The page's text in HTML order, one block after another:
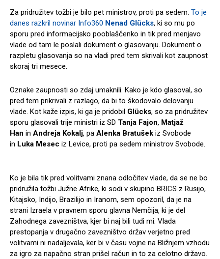
Za pridružitev tožbi je bilo pet ministrov, proti pa sedem. To je
danes razkril novinar Info360 Nenad Glücks, ki so mu po
sporu pred informacijsko pooblaščenko in tik pred menjavo
vlade od tam le poslali dokument o glasovanju. Dokument o
razpletu glasovanja so na vladi pred tem skrivali kot zaupnost
skoraj tri mesece.
Oznake zaupnosti so zdaj umaknili. Kako je kdo glasoval, so
pred tem prikrivali z razlago, da bi to škodovalo delovanju
vlade. Kot kaže izpis, ki ga je pridobil Glücks, so za pridružitev
sporu glasovali trije ministri iz SD Tanja Fajon, Matjaž
Han in Andreja Kokalj, pa Alenka Bratušek iz Svobode
in Luka Mesec iz Levice, proti pa sedem ministrov Svobode.
Ko je bila tik pred volitvami znana odločitev vlade, da se ne bo
pridružila tožbi Južne Afrike, ki sodi v skupino BRICS z Rusijo,
Kitajsko, Indijo, Brazilijo in Iranom, sem opozoril, da je na
strani Izraela v pravnem sporu glavna Nemčija, ki je del
Zahodnega zavezništva, kjer bi naj bili tudi mi. Vlada
prestopanja v drugačno zavezništvo držav verjetno pred
volitvami ni nadaljevala, ker bi v času vojne na Bližnjem vzhodu
za igro za napačno stran prišel račun in to za celotno državo.